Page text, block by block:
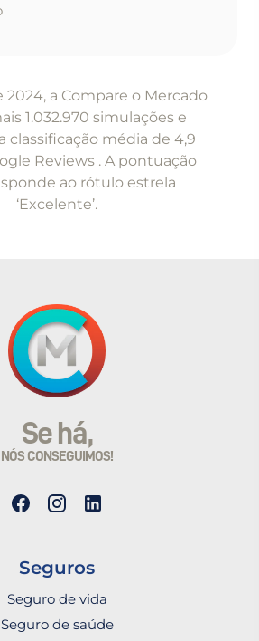
2024, a Compare o Mercado
1.032.970 simulações e
classificação média de 4,9
Reviews . A pontuação
ao rótulo estrela
‘Excelente’.
Se há,
NÓS CONSEGUIMOS!
Seguros
Seguro de vida
Seguro de saúde